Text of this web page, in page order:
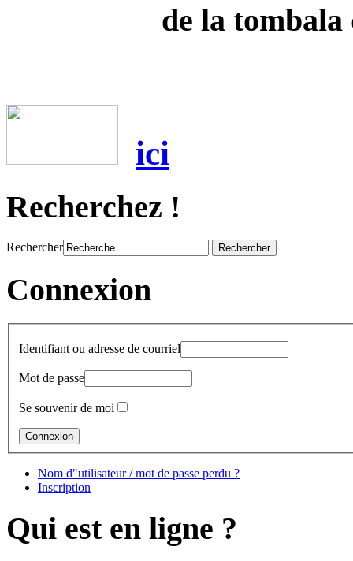
de la
ici
Recherchez !
Rechercher
Connexion
Identifiant ou adresse de courriel
Mot de passe
Se souvenir de moi
Nom d"utilisateur / mot de passe perdu ?
Inscription
Qui est en ligne ?